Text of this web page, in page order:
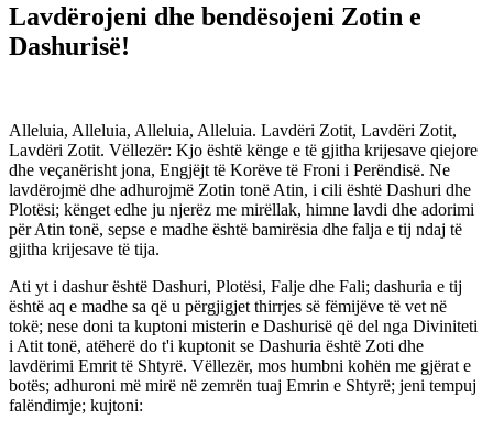
Lavdërojeni dhe bendësojeni Zotin e
Dashurisë!
Alleluia, Alleluia, Alleluia, Alleluia. Lavdëri Zotit, Lavdëri Zotit,
Lavdëri Zotit. Vëllezër: Kjo është kënge e të gjitha krijesave qiejore
dhe veçanërisht jona, Engjëjt të Korëve të Froni i Perëndisë. Ne
lavdërojmë dhe adhurojmë Zotin tonë Atin, i cili është Dashuri dhe
Plotësi; kënget edhe ju njerëz me mirëllak, himne lavdi dhe adorimi
për Atin tonë, sepse e madhe është bamirësia dhe falja e tij ndaj të
gjitha krijesave të tija.
Ati yt i dashur është Dashuri, Plotësi, Falje dhe Fali; dashuria e tij
është aq e madhe sa që u përgjigjet thirrjes së fëmijëve të vet në
tokë; nese doni ta kuptoni misterin e Dashurisë që del nga Diviniteti
i Atit tonë, atëherë do t'i kuptonit se Dashuria është Zoti dhe
lavdërimi Emrit të Shtyrë. Vëllezër, mos humbni kohën me gjërat e
botës; adhuroni më mirë në zemrën tuaj Emrin e Shtyrë; jeni tempuj
falëndimje; kujtoni: